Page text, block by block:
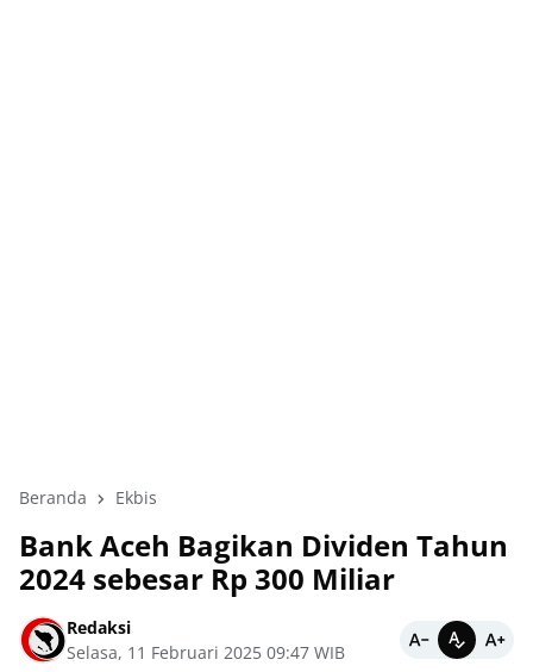
Beranda Ekbis
Bank Aceh Bagikan Dividen Tahun
2024 sebesar Rp 300 Miliar
Redaksi
Selasa, 11 Februari 2025 09:47 WIB